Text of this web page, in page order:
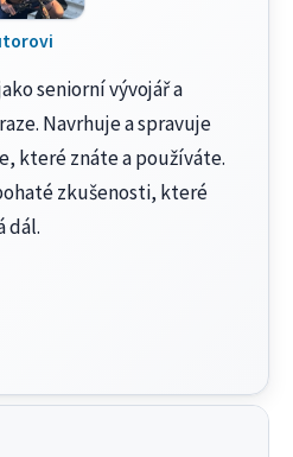
seniorní vývojář a
Navrhuje a spravuje
které znáte a používáte.
zkušenosti, které
dál.